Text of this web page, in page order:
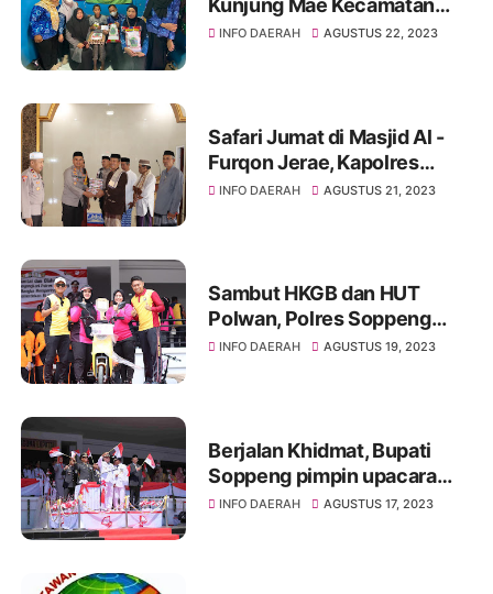
Kunjung Mae Kecamatan
Mariso Makassar
INFO DAERAH AGUSTUS 22, 2023
Safari Jumat di Masjid Al -
Furqon Jerae, Kapolres
Soppeng Imbau Jamaah
INFO DAERAH AGUSTUS 21, 2023
Sambut HKGB dan HUT
Polwan, Polres Soppeng
Bersama Bhayangkari Gelar
INFO DAERAH AGUSTUS 19, 2023
Berjalan Khidmat, Bupati
Soppeng pimpin upacara
HUT RI ke 78
INFO DAERAH AGUSTUS 17, 2023